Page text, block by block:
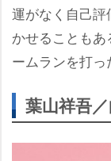
運がなく自己
かせることも
ームランを打っ
葉山祥吾